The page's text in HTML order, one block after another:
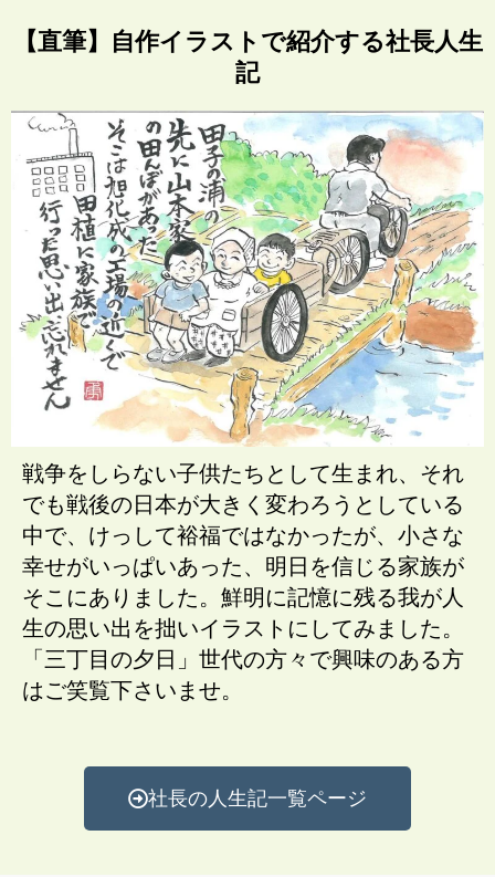
【直筆】自作イラストで紹介する社長人生
記
戦争をしらない子供たちとして生まれ、それ
でも戦後の日本が大きく変わろうとしている
中で、けっして裕福ではなかったが、小さな
幸せがいっぱいあった、明日を信じる家族が
そこにありました。鮮明に記憶に残る我が人
生の思い出を拙いイラストにしてみました。
「三丁目の夕日」世代の方々で興味のある方
はご笑覧下さいませ。
社長の人生記一覧ページ